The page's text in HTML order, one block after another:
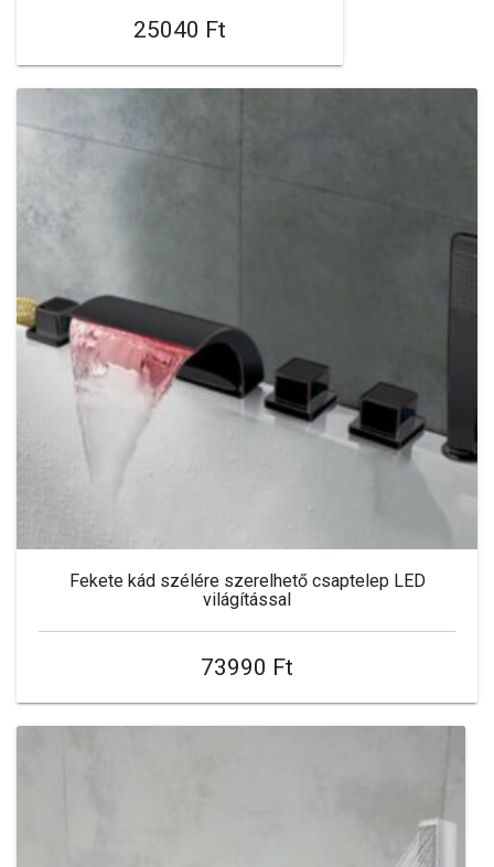
25040 Ft
Fekete kád szélére szerelhető csaptelep LED
világítással
73990 Ft